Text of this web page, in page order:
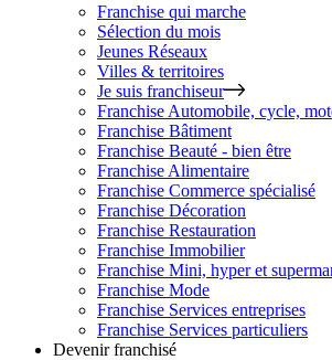
Franchise qui marche
Sélection du mois
Jeunes Réseaux
Villes & territoires
Je suis franchiseur
Franchise Automobile, cycle,
Franchise Bâtiment
Franchise Beauté - bien être
Franchise Alimentaire
Franchise Commerce spécialisé
Franchise Décoration
Franchise Restauration
Franchise Immobilier
Franchise Mini, hyper et
Franchise Mode
Franchise Services entreprises
Franchise Services particuliers
Devenir franchisé